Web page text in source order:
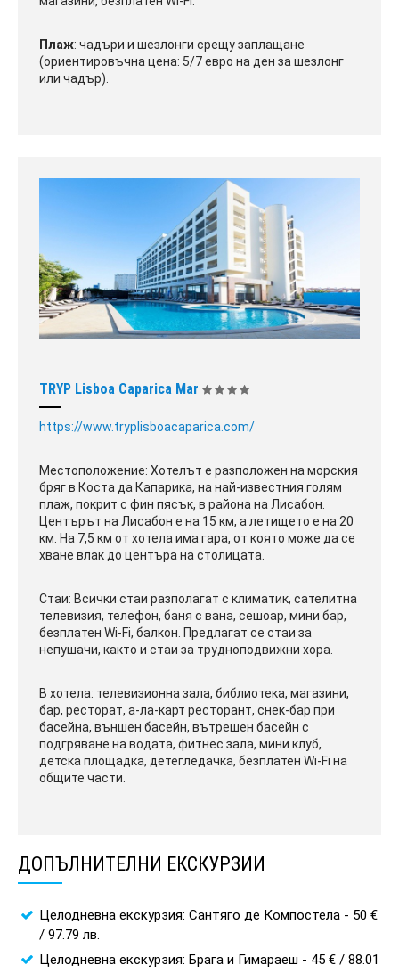
Плаж: чадъри и шезлонги срещу заплащане
(ориентировъчна цена: 5/7 евро на ден за шезлонг
или чадър).
TRYP Lisboa Caparica Mar
https://www.tryplisboacaparica.com/
Местоположение: Хотелът е разположен на морския
бряг в Коста да Капарика, на най-известния голям
плаж, покрит с фин пясък, в района на Лисабон.
Центърът на Лисабон е на 15 км, а летището е на 20
км. На 7,5 км от хотела има гара, от която може да се
хване влак до центъра на столицата.
Стаи: Всички стаи разполагат с климатик, сателитна
телевизия, телефон, баня с вана, сешоар, мини бар,
безплатен Wi-Fi, балкон. Предлагат се стаи за
непушачи, както и стаи за трудноподвижни хора.
В хотела: телевизионна зала, библиотека, магазини,
бар, ресторат, а-ла-карт ресторант, снек-бар при
басейна, външен басейн, вътрешен басейн с
подгряване на водата, фитнес зала, мини клуб,
детска площадка, детегледачка, безплатен Wi-Fi на
общите части.
ДОПЪЛНИТЕЛНИ ЕКСКУРЗИИ
Целодневна екскурзия: Сантяго де Компостела - 50 €
/ 97.79 лв.
Целодневна екскурзия: Брага и Гимараеш - 45 € / 88.01